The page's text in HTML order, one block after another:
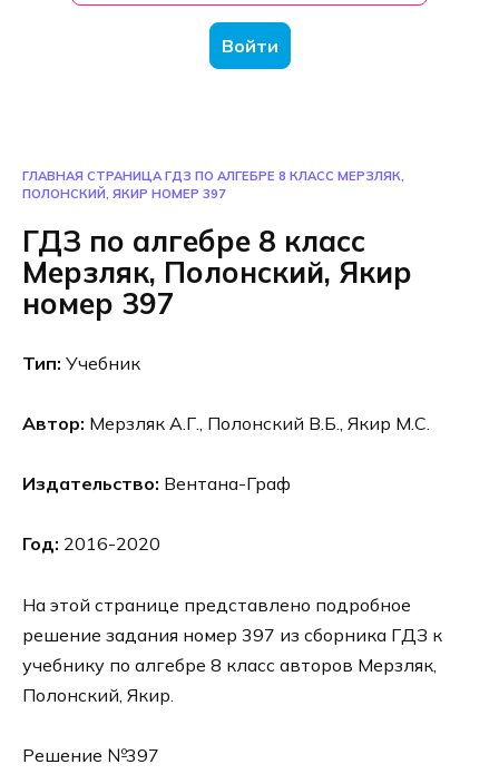
Войти
ГЛАВНАЯ СТРАНИЦА ГДЗ ПО АЛГЕБРЕ 8 КЛАСС МЕРЗЛЯК,
ПОЛОНСКИЙ, ЯКИР НОМЕР 397
ГДЗ по алгебре 8 класс
Мерзляк, Полонский, Якир
номер 397
Тип: Учебник
Автор: Мерзляк А.Г., Полонский В.Б., Якир М.С.
Издательство: Вентана-Граф
Год: 2016-2020
На этой странице представлено подробное
решение задания номер 397 из сборника ГДЗ к
учебнику по алгебре 8 класс авторов Мерзляк,
Полонский, Якир.
Решение №397